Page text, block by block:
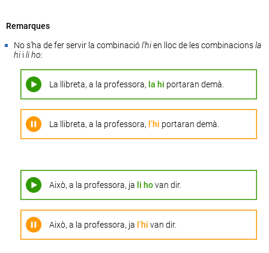
Remarques
No s’ha de fer servir la combinaciól’hien lloc de les combinacionsla
hi i liho:
La llibreta, a la professora, la hi portaran demà.
La llibreta, a la professora, l’hi portaran demà.
Això, a la professora, ja li hovan dir.
Això, a la professora, ja l’hi van dir.